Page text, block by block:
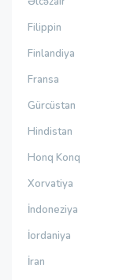
Filippin
Finlandiya
Fransa
Gürcüstan
Hindistan
Honq Konq
Xorvatiya
İndoneziya
İordaniya
İran